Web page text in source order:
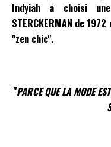
Indyiah a choisi
STERCKERMAN de
"zen chic".
"PARCE QUE LA MODE